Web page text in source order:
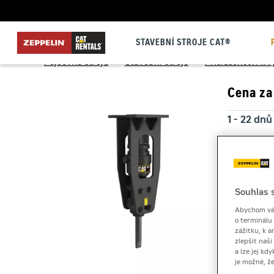
STAVEBNÍ STROJE CAT®
Půjčovna strojů > Stavební stroje > Příslušenství k
Cena
1 - 22 dnů
Kauce
Souhlas
Abychom
o terminálu
zážitku, k
zlepšit naši
a lze jej
je možné,